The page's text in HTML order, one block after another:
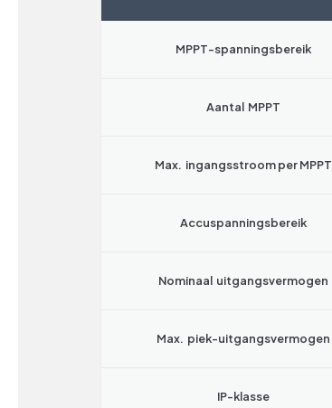
MPPT-spanningsbereik
Aantal MPPT
Max. ingangsstroom per MPPT
Accuspanningsbereik
Nominaal uitgangsvermogen
Max. piek-uitgangsvermogen
IP-klasse